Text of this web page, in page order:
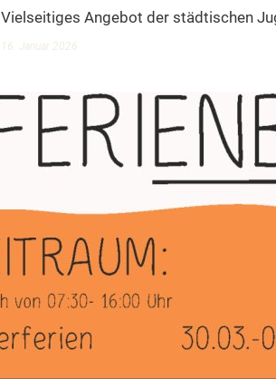
Vielseitiges Angebot der städtischen
16. Januar 2026